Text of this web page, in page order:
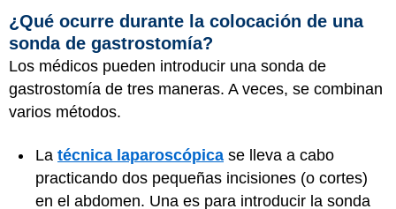
¿Qué ocurre durante la colocación de una
sonda de gastrostomía?
Los médicos pueden introducir una sonda de
gastrostomía de tres maneras. A veces, se combinan
varios métodos.
La técnica laparoscópica se lleva a cabo
practicando dos pequeñas incisiones (o cortes)
en el abdomen. Una es para introducir la sonda